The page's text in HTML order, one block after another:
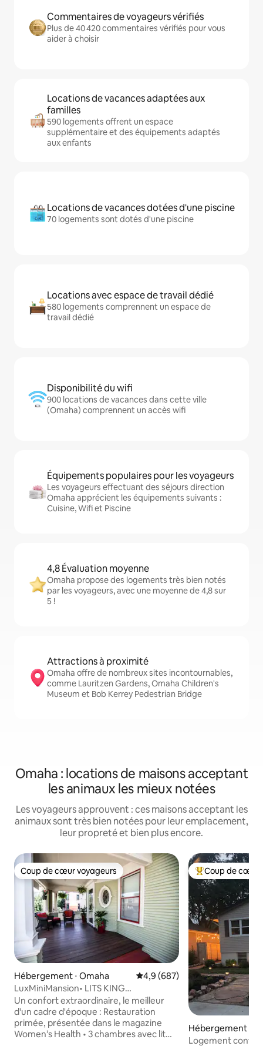
Commentaires de voyageurs vérifiés
Plus de 40 420 commentaires vérifiés pour vous
aider à choisir
Locations de vacances adaptées aux
familles
590 logements offrent un espace
supplémentaire et des équipements adaptés
aux enfants
Locations de vacances dotées d'une piscine
70 logements sont dotés d'une piscine
Locations avec espace de travail dédié
580 logements comprennent un espace de
travail dédié
Disponibilité du wifi
900 locations de vacances dans cette ville
(Omaha) comprennent un accès wifi
Équipements populaires pour les voyageurs
Les voyageurs effectuant des séjours direction
Omaha apprécient les équipements suivants :
Cuisine, Wifi et Piscine
4,8 Évaluation moyenne
Omaha propose des logements très bien notés
par les voyageurs, avec une moyenne de 4,8 sur
5 !
Attractions à proximité
Omaha offre de nombreux sites incontournables,
comme Lauritzen Gardens, Omaha Children's
Museum et Bob Kerrey Pedestrian Bridge
Omaha : locations de maisons acceptant
les animaux les mieux notées
Les voyageurs approuvent : ces maisons acceptant les
animaux sont très bien notées pour leur emplacement,
leur propreté et bien plus encore.
Coup de cœur voyageurs
Coup de cœur voyageurs
Hébergement ⋅ Omaha Évaluation moyenne sur la
4,9 (687)
LuxMiniMansion• LITS KING
SIZE + jacuzzi + sauna + foyer
extérieur + cour
Un confort extraordinaire, le meilleur
d'un cadre d'époque : Restauration
primée, présentée dans le magazine
Women’s Health • 3 chambres avec lit
Coups de cœur
Coup de cœur
Hébergement ⋅
Logement